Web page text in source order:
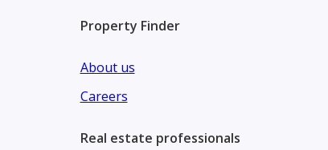
Property Finder
About us
Careers
Real estate professionals